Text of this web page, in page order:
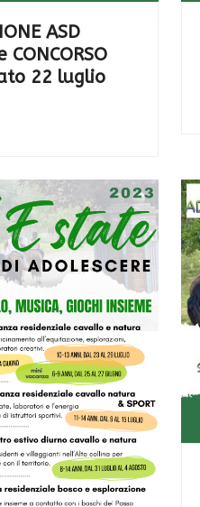
ASD
CONCORSO
22 luglio